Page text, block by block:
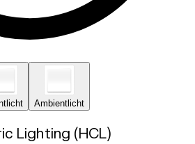
Ambientlicht
Lighting (HCL)